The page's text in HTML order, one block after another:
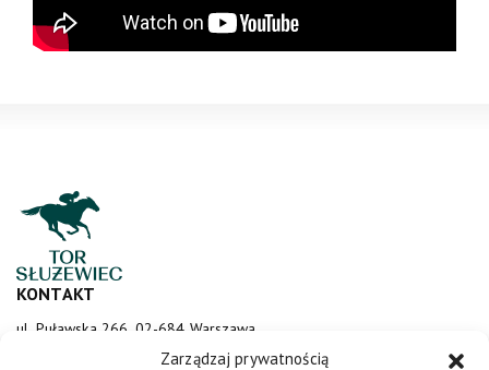
Zarządzaj prywatnością
KONTAKT
ul. Puławska 266, 02-684 Warszawa
sluzewiec@totalizator.pl